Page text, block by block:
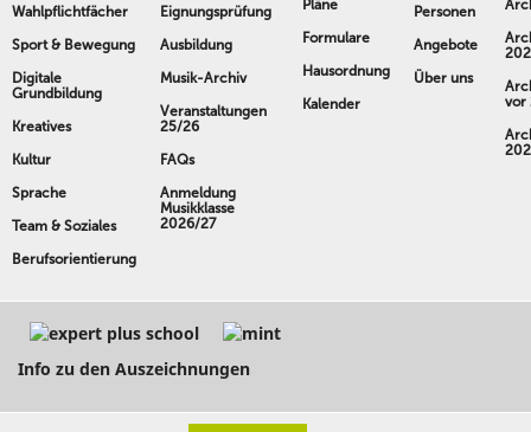
Wahlpflichtfächer
Sport & Bewegung
Digitale
Grundbildung
Kreatives
Kultur
Sprache
Team & Soziales
Berufsorientierung
Eignungsprüfung
Ausbildung
Musik-Archiv
Veranstaltungen
25/26
FAQs
Anmeldung
Musikklasse
2026/27
Pläne
Formulare
Hausordnung
Kalender
Personen
Angebote
Über uns
vor
Info zu den Auszeichnungen